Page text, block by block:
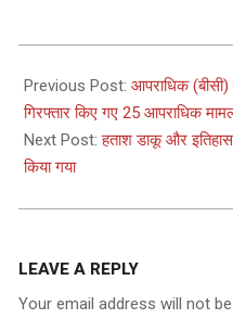
04-
11
Previous Post: आपराधिक (बीसी)
गिरफ्तार किए गए 25 आपराधिक
Next Post:हताश डाकू और इतिहास
किया गया
LEAVE A REPLY
Your email address will not